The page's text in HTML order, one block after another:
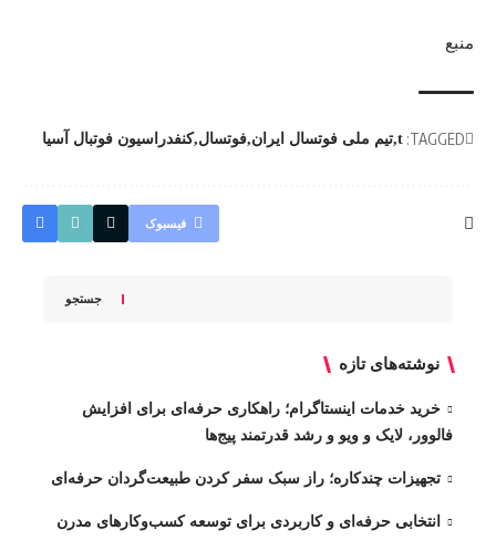
منبع
TAGGED:
t تیم ملی فوتسال ایران فوتسال کنفدراسیون فوتبال آسیا
فیسبوک
جستجو
نوشته‌های تازه
خرید خدمات اینستاگرام؛ راهکاری حرفه‌ای برای افزایش
فالوور، لایک و ویو و رشد قدرتمند پیج‌ها
تجهیزات چندکاره؛ راز سبک سفر کردن طبیعت‌گردان حرفه‌ای
انتخابی حرفه‌ای و کاربردی برای توسعه کسب‌وکارهای مدرن